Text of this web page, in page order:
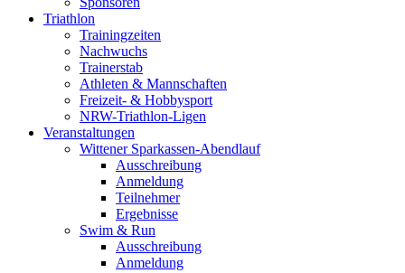
Triathlon
Trainingzeiten
Nachwuchs
Trainerstab
Athleten & Mannschaften
Freizeit- & Hobbysport
NRW-Triathlon-Ligen
Veranstaltungen
Wittener Sparkassen-Abendlauf
Ausschreibung
Anmeldung
Teilnehmer
Ergebnisse
Swim & Run
Ausschreibung
Anmeldung